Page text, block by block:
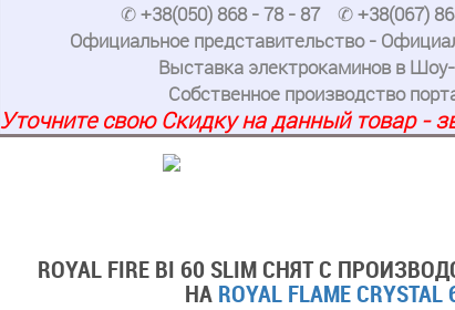
✆+38(050) 868 - 78 - 87 ✆+38(067)
Официальное представительство -
Выставка электрокаминов в
Собственное производство
Уточните свою Скидку на данный товар -
ROYAL FIRE BI 60 SLIM СНЯТ С
НА ROYAL FLAME CRYSTAL